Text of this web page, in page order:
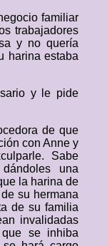
familiar
trabajadores
y no quería
harina estaba
y le pide
de que
con Anne y
Sabe
una
la harina de
su hermana
de su familia
invalidadas
se inhiba